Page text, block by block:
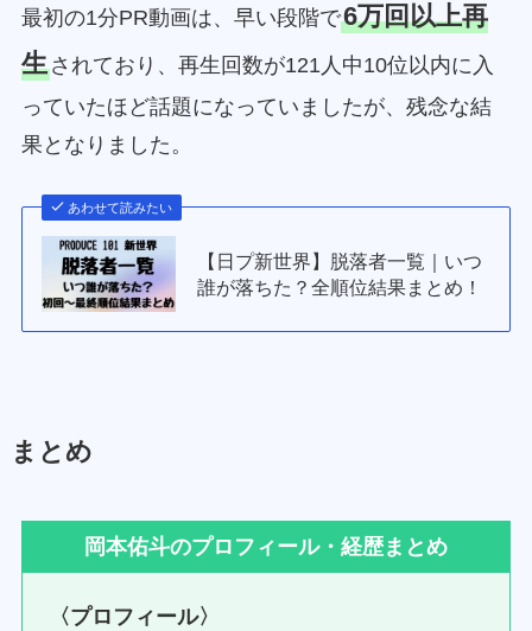
最初の1分PR動画は、早い段階で6万回以上再
生されており、再生回数が121人中10位以内に入
っていたほど話題になっていましたが、残念な結
果となりました。
あわせて読みたい
【日プ新世界】脱落者一覧｜いつ
誰が落ちた？全順位結果まとめ！
まとめ
岡本佑斗のプロフィール・経歴まとめ
〈プロフィール〉